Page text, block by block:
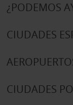
¿PODEMOS
CIUDADES
CIUDADES